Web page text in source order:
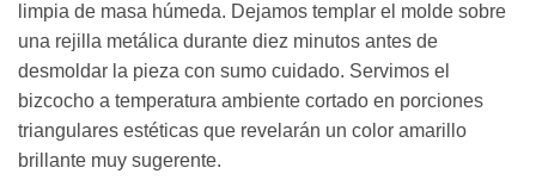
limpia de masa húmeda. Dejamos templar el molde sobre
una rejilla metálica durante diez minutos antes de
desmoldar la pieza con sumo cuidado. Servimos el
bizcocho a temperatura ambiente cortado en porciones
triangulares estéticas que revelarán un color amarillo
brillante muy sugerente.